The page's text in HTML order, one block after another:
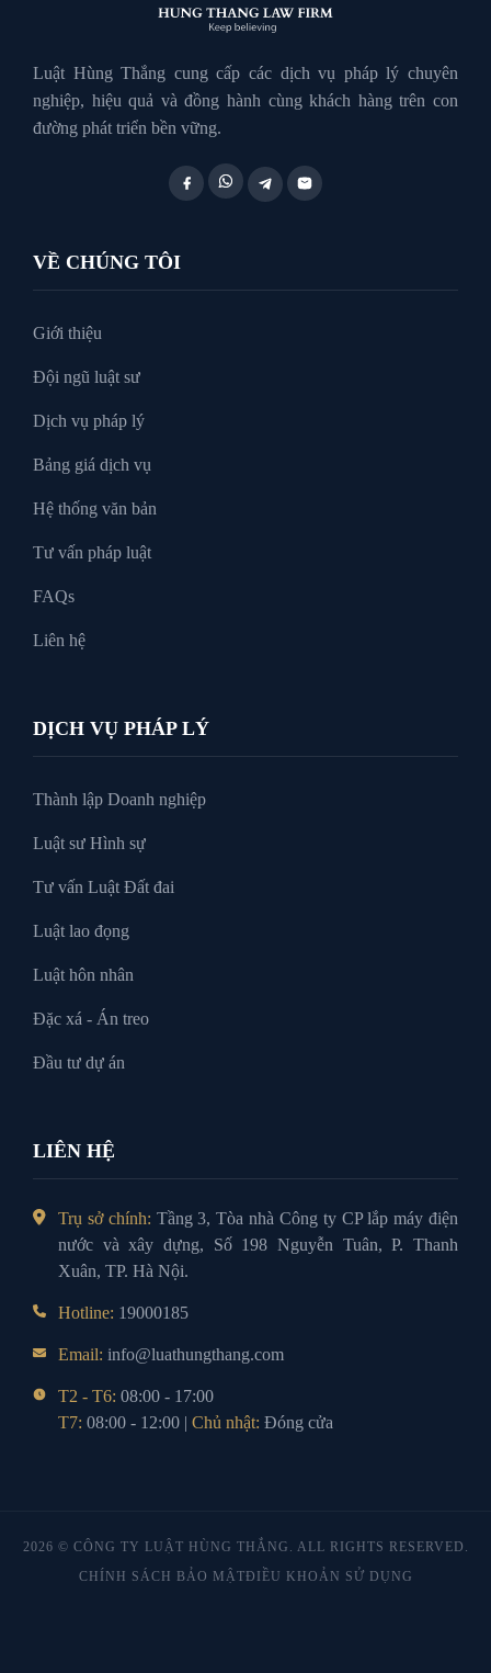
Luật Hôn Nhân Gia Đình
Xin tại ngoại
Luật Hùng Thắng cung cấp các dịch vụ pháp lý chuyên
nghiệp, hiệu quả và đồng hành cùng khách hàng trên con
đường phát triển bền vững.
VỀ CHÚNG TÔI
Giới thiệu
Đội ngũ luật sư
Dịch vụ pháp lý
Bảng giá dịch vụ
Hệ thống văn bản
Tư vấn pháp luật
FAQs
Liên hệ
DỊCH VỤ PHÁP LÝ
Thành lập Doanh nghiệp
Luật sư Hình sự
Tư vấn Luật Đất đai
Luật lao đọng
Luật hôn nhân
Đặc xá - Án treo
Đầu tư dự án
LIÊN HỆ
Trụ sở chính: Tầng 3, Tòa nhà Công ty CP lắp máy điện
nước và xây dựng, Số 198 Nguyễn Tuân, P. Thanh
Xuân, TP. Hà Nội.
Hotline: 19000185
Email: info@luathungthang.com
T2 - T6: 08:00 - 17:00
T7: 08:00 - 12:00 |Chủ nhật:Đóng cửa
CHÍNH SÁCH BẢO MẬTĐIỀU KHOẢN SỬ DỤNG
2026 © CÔNG TY LUẬT HÙNG THẮNG. ALL RIGHTS RESERVED.